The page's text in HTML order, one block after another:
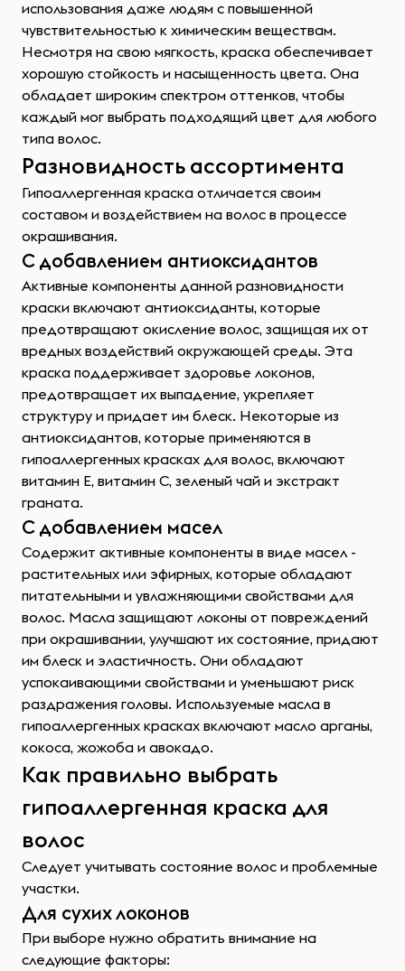
использования даже людям с повышенной
чувствительностью к химическим веществам.
Несмотря на свою мягкость, краска обеспечивает
хорошую стойкость и насыщенность цвета. Она
обладает широким спектром оттенков, чтобы
каждый мог выбрать подходящий цвет для любого
типа волос.
Разновидность ассортимента
Гипоаллергенная краска отличается своим
составом и воздействием на волос в процессе
окрашивания.
С добавлением антиоксидантов
Активные компоненты данной разновидности
краски включают антиоксиданты, которые
предотвращают окисление волос, защищая их от
вредных воздействий окружающей среды. Эта
краска поддерживает здоровье локонов,
предотвращает их выпадение, укрепляет
структуру и придает им блеск. Некоторые из
антиоксидантов, которые применяются в
гипоаллергенных красках для волос, включают
витамин Е, витамин C, зеленый чай и экстракт
граната.
С добавлением масел
Содержит активные компоненты в виде масел -
растительных или эфирных, которые обладают
питательными и увлажняющими свойствами для
волос. Масла защищают локоны от повреждений
при окрашивании, улучшают их состояние, придают
им блеск и эластичность. Они обладают
успокаивающими свойствами и уменьшают риск
раздражения головы. Используемые масла в
гипоаллергенных красках включают масло арганы,
кокоса, жожоба и авокадо.
Как правильно выбрать
гипоаллергенная краска для
волос
Следует учитывать состояние волос и проблемные
участки.
Для сухих локонов
При выборе нужно обратить внимание на
следующие факторы: